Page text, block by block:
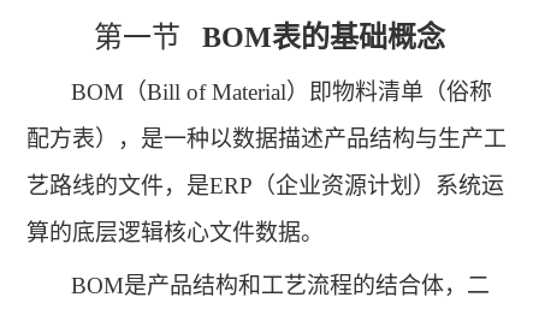
第一节
BOM表的基础概念
BOM（Bill of Material）即物料清单 （俗称
配方表）
，是一种以数据描述产品结构与生产工
艺路线的文件，是ERP（企业资源计划） 系统运
算的底层逻辑核心文件数据。
BOM是产品结构和工艺流程的结合体，二